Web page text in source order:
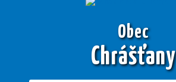
Obec
Chrášťany